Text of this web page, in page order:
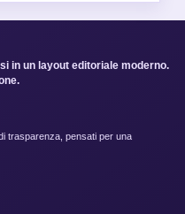
in un layout editoriale moderno.
trasparenza, pensati per una